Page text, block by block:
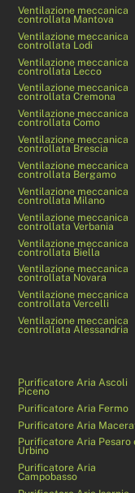
Ventilazione meccanica
controllata Mantova
Ventilazione meccanica
controllata Lodi
Ventilazione meccanica
controllata Lecco
Ventilazione meccanica
controllata Cremona
Ventilazione meccanica
controllata Como
Ventilazione meccanica
controllata Brescia
Ventilazione meccanica
controllata Bergamo
Ventilazione meccanica
controllata Milano
Ventilazione meccanica
controllata Verbania
Ventilazione meccanica
controllata Biella
Ventilazione meccanica
controllata Novara
Ventilazione meccanica
controllata Vercelli
Ventilazione meccanica
controllata Alessandria
Purificatore Aria Ascoli
Piceno
Purificatore Aria Fermo
Purificatore Aria
Purificatore Aria Pesaro
Urbino
Purificatore Aria
Campobasso